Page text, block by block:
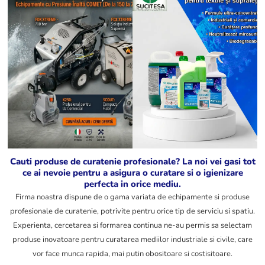
Redescopera
stralucirea casei si a
masinii tale cu o
solutie de curatare
eficienta care
economiseste timp si
protejeaza materialele
pretentioase
Vezi
produsele
Obtine o curatenie
absoluta si stralucire
de durata cu
detergentii nostri
profesionali, creati
special pentru
performanta maxima
pe orice tip de
suprafata.
Vezi
produsele
Cauti produse de curatenie profesionale? La noi vei gasi tot
ce ai nevoie pentru a asigura o curatare si o igienizare
perfecta in orice mediu.
Firma noastra dispune de o gama variata de echipamente si produse
profesionale de curatenie, potrivite pentru orice tip de serviciu si spatiu.
Experienta, cercetarea si formarea continua ne-au permis sa selectam
produse inovatoare pentru curatarea mediilor industriale si civile, care
vor face munca rapida, mai putin obositoare si costisitoare.